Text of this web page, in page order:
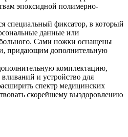
эпоксидной полимерно-
специальный фиксатор, в который
данные или
Сами ножки оснащены
придающим дополнительную
комплектацию, –
и устройство для
спектр медицинских
скорейшему выздоровлению